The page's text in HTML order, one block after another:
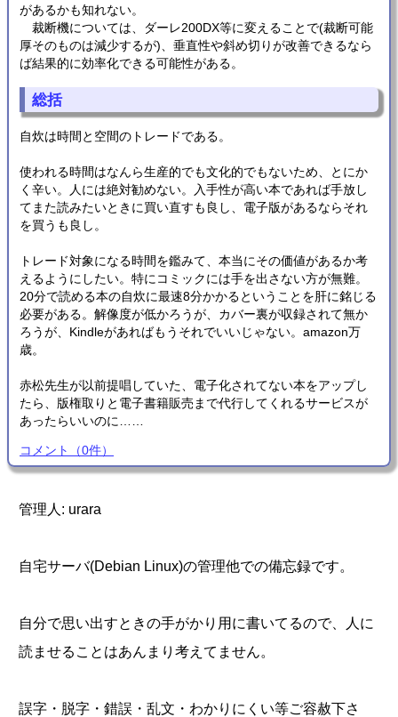
があるかも知れない。
裁断機については、ダーレ200DX等に変えることで(裁断可能
厚そのものは減少するが)、垂直性や斜め切りが改善できるなら
ば結果的に効率化できる可能性がある。
総括
自炊は時間と空間のトレードである。
使われる時間はなんら生産的でも文化的でもないため、とにか
く辛い。人には絶対勧めない。入手性が高い本であれば手放し
てまた読みたいときに買い直すも良し、電子版があるならそれ
を買うも良し。
トレード対象になる時間を鑑みて、本当にその価値があるか考
えるようにしたい。特にコミックには手を出さない方が無難。
20分で読める本の自炊に最速8分かかるということを肝に銘じる
必要がある。解像度が低かろうが、カバー裏が収録されて無か
ろうが、Kindleがあればもうそれでいいじゃない。amazon万
歳。
赤松先生が以前提唱していた、電子化されてない本をアップし
たら、版権取りと電子書籍販売まで代行してくれるサービスが
あったらいいのに……
コメント （0件）
管理人: urara
自宅サーバ(Debian Linux)の管理他での備忘録です。
自分で思い出すときの手がかり用に書いてるので、人に
読ませることはあんまり考えてません。
誤字・脱字・錯誤・乱文・わかりにくい等ご容赦下さ